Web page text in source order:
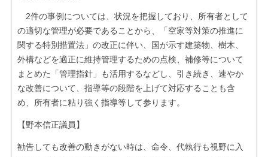
2件の事例については、状況を把握しており、所有者として
の適切な管理が必要であることから、「空家等対策の推進に
関する特別措置法」の改正に伴い、国が示す建築物、樹木、
外構などを適正に維持管理するための点検、補修等について
まとめた「管理指針」も活用するなどし、引き続き、速やか
な改善について、指導等の段階を上げて対応することも含
め、所有者に粘り強く指導等して参ります。
【野本信正議員】
勧告しても改善の動きがない時は、命令、代執行も視野に入